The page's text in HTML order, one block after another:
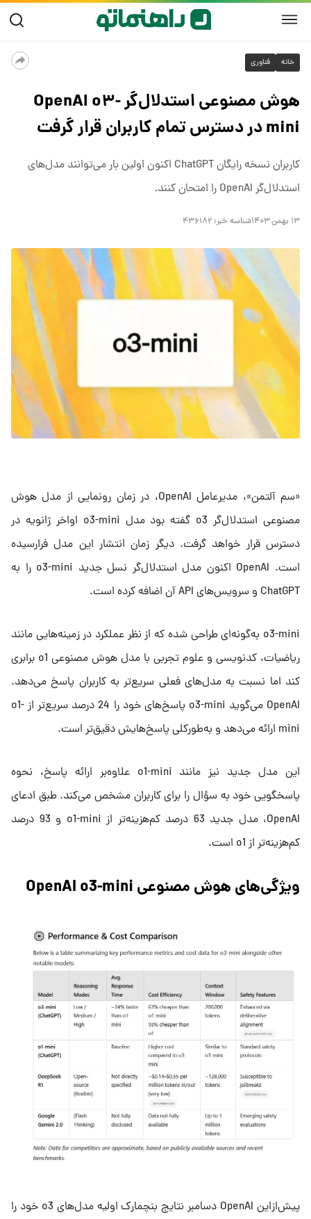
خانه فناوری
هوش مصنوعی استدلال‌گر OpenAI o۳-
mini در دسترس تمام کاربران قرار گرفت
کاربران نسخه رایگان ChatGPT اکنون اولین بار می‌توانند مدل‌های
استدلال‌گر OpenAI را امتحان کنند.
۱۳ بهمن ۱۴۰۳ شناسه خبر: ۴۳۶۱۸۲
«سم آلتمن»، مدیرعامل OpenAI، در زمان رونمایی از مدل هوش
مصنوعی استدلال‌گر o3 گفته بود مدل o3-mini اواخر ژانویه در
دسترس قرار خواهد گرفت. دیگر زمان انتشار این مدل فرارسیده
است. OpenAI اکنون مدل استدلال‌گر نسل جدید o3-mini را به
ChatGPT و سرویس‌های API آن اضافه کرده است.
o3-mini به‌گونه‌ای طراحی شده که از نظر عملکرد در زمینه‌هایی مانند
ریاضیات، کدنویسی و علوم تجربی با مدل هوش مصنوعی o1 برابری
کند اما نسبت به مدل‌های فعلی سریع‌تر به کاربران پاسخ می‌دهد.
OpenAI می‌گوید o3-mini پاسخ‌های خود را 24 درصد سریع‌تر از o1-
mini ارائه می‌دهد و به‌طورکلی پاسخ‌هایش دقیق‌تر است.
این مدل جدید نیز مانند o1-mini علاوه‌بر ارائه پاسخ، نحوه
پاسخگویی خود به سؤال را برای کاربران مشخص می‌کند. طبق ادعای
OpenAI، مدل جدید 63 درصد کم‌هزینه‌تر از o1-mini و 93 درصد
کم‌هزینه‌تر از o1 است.
ویژگی‌های هوش مصنوعی OpenAI o3-mini
پیش‌ازاین OpenAI دسامبر نتایج بنچمارک اولیه مدل‌های o3 خود را